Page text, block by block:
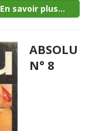
En savoir plus...
ABSOLU
N° 8